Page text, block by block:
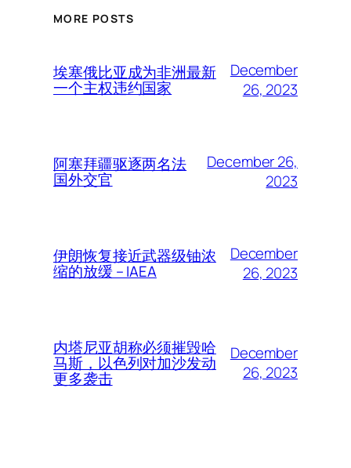
MORE POSTS
埃塞俄比亚成为非洲最新
一个主权违约国家
December
26, 2023
阿塞拜疆驱逐两名法
国外交官
December 26,
2023
伊朗恢复接近武器级铀浓
缩的放缓 – IAEA
December
26, 2023
内塔尼亚胡称必须摧毁哈
马斯，以色列对加沙发动
更多袭击
December
26, 2023